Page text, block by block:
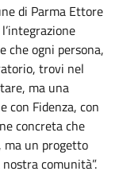
di Parma Ettore
che ogni persona,
trovi nel
ma una
con Fidenza, con
concreta che
ma un progetto
comunità”.